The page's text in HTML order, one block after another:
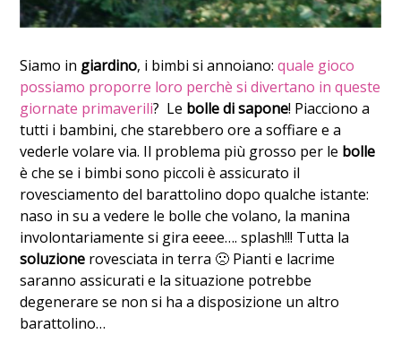
Siamo in giardino, i bimbi si annoiano:quale gioco
possiamo proporre loro perchè si divertano in queste
giornate primaverili? Le bolle di sapone! Piacciono a
tutti i bambini, che starebbero ore a soffiare e a
vederle volare via. Il problema più grosso per le bolle
è che se i bimbi sono piccoli è assicurato il
rovesciamento del barattolino dopo qualche istante:
naso in su a vedere le bolle che volano, la manina
involontariamente si gira eeee…. splash!!! Tutta la
soluzione rovesciata in terra 🙁 Pianti e lacrime
saranno assicurati e la situazione potrebbe
degenerare se non si ha a disposizione un altro
barattolino…